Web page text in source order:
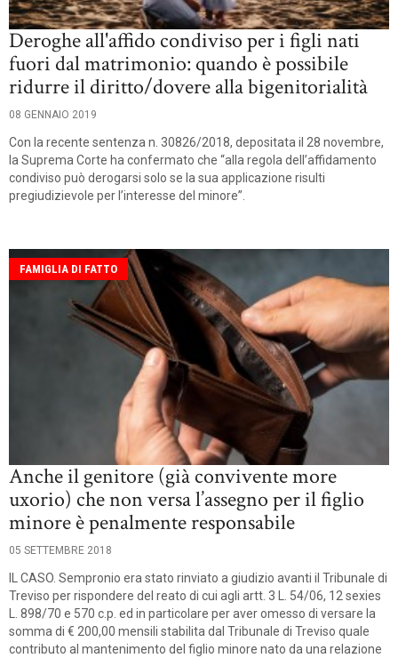
Deroghe all'affido condiviso per i figli nati
fuori dal matrimonio: quando è possibile
ridurre il diritto/dovere alla bigenitorialità
08 GENNAIO 2019
Con la recente sentenza n. 30826/2018, depositata il 28 novembre,
la Suprema Corte ha confermato che “alla regola dell’affidamento
condiviso può derogarsi solo se la sua applicazione risulti
pregiudizievole per l’interesse del minore”.
FAMIGLIA DI FATTO
Anche il genitore (già convivente more
uxorio) che non versa l’assegno per il figlio
minore è penalmente responsabile
05 SETTEMBRE 2018
IL CASO. Sempronio era stato rinviato a giudizio avanti il Tribunale di
Treviso per rispondere del reato di cui agli artt. 3 L. 54/06, 12 sexies
L. 898/70 e 570 c.p. ed in particolare per aver omesso di versare la
somma di € 200,00 mensili stabilita dal Tribunale di Treviso quale
contributo al mantenimento del figlio minore nato da una relazione